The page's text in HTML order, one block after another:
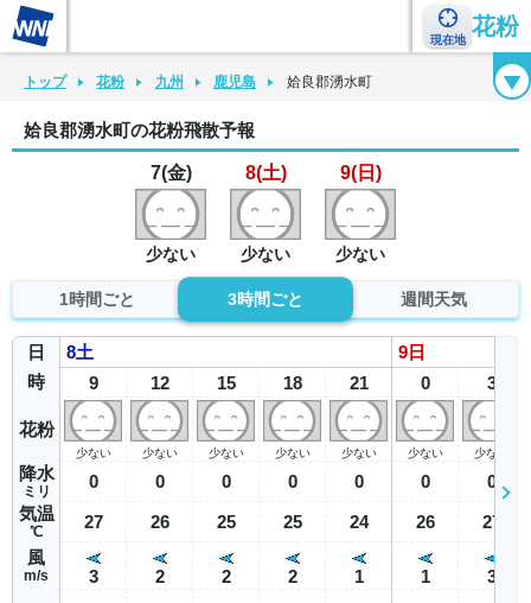
現在地
花粉
花粉カレンダー 花粉図鑑 花粉症チェックシート 花粉症ハンドブック
トップ 花粉 九州 鹿児島 姶良郡湧水町
姶良郡湧水町の花粉飛散予報
7(金)
少ない
8(土)
少ない
9(日)
少ない
1時間ごと 3時間ごと 週間天気
日
時
花粉
降水
ミリ
気温
℃
風
m/s
8土
9
少ない
0
27
3
12
少ない
0
26
2
15
少ない
0
25
2
18
少ない
0
25
2
21
少ない
0
24
1
9 日
0
少ない
0
26
1
3
少ない
0
27
3